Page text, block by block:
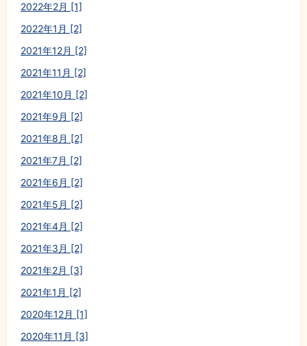
2022年2月 [1]
2022年1月 [2]
2021年12月 [2]
2021年11月 [2]
2021年10月 [2]
2021年9月 [2]
2021年8月 [2]
2021年7月 [2]
2021年6月 [2]
2021年5月 [2]
2021年4月 [2]
2021年3月 [2]
2021年2月 [3]
2021年1月 [2]
2020年12月 [1]
2020年11月 [3]